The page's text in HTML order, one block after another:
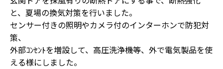
と、夏場の換気対策を行いました。
センサー付きの照明やカメラ付のインターホンで防犯対
策、
外部ｺﾝｾﾝﾄを増設して、高圧洗浄機等、外で電気製品を使
える様にしました。